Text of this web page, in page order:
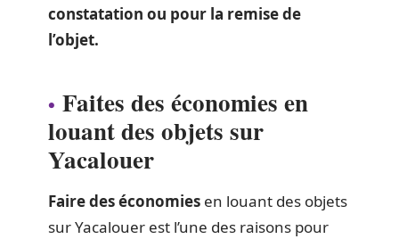
constatation ou pour la remise de
l’objet.
Faites des économies en
louant des objets sur
Yacalouer
Faire des économies en louant des objets
sur Yacalouer est l’une des raisons pour